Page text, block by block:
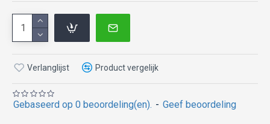
Gebaseerd op 0 beoordeling(en). - Geef beoordeling
Verlanglijst Product vergelijk